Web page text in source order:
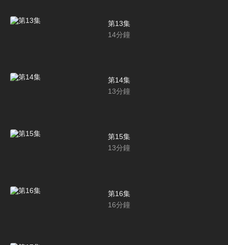
第13集
14分鐘
第14集
13分鐘
第15集
13分鐘
第16集
16分鐘